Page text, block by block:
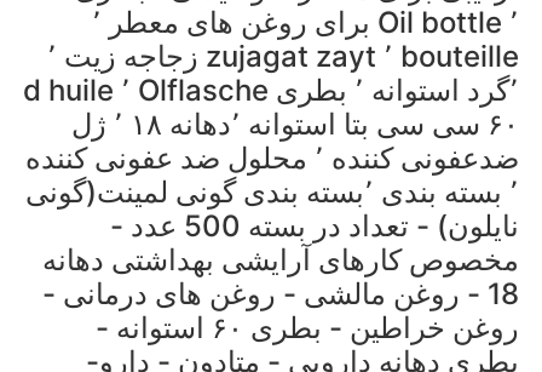
برای روغن های معطر ٬ Oil bottle ٬
زجاجه زیت ٬ zujagat zayt ٬ bouteille
d huile ٬ Olflasche ٬گرد استوانه ٬ بطری
۶۰ سی سی بتا استوانه ٬دهانه ۱۸ ٬ ژل
ضدعفونی کننده ٬ محلول ضد عفونی کننده
٬ بسته بندی ٬بسته بندی گونی لمینت(گونی
نایلون) - تعداد در بسته 500 عدد -
مخصوص کارهای آرایشی بهداشتی دهانه
18 - روغن مالشی - روغن های درمانی -
روغن خراطین - بطری ۶۰ استوانه -
بطری دهانه دارویی - متادون - دارو-